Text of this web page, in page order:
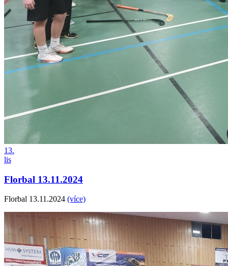
13.
lis
Florbal 13.11.2024
Florbal 13.11.2024 (více)